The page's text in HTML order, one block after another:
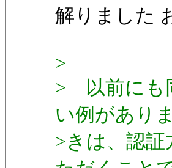
解りました
>
> 以前にも
い例があり
>きは、認